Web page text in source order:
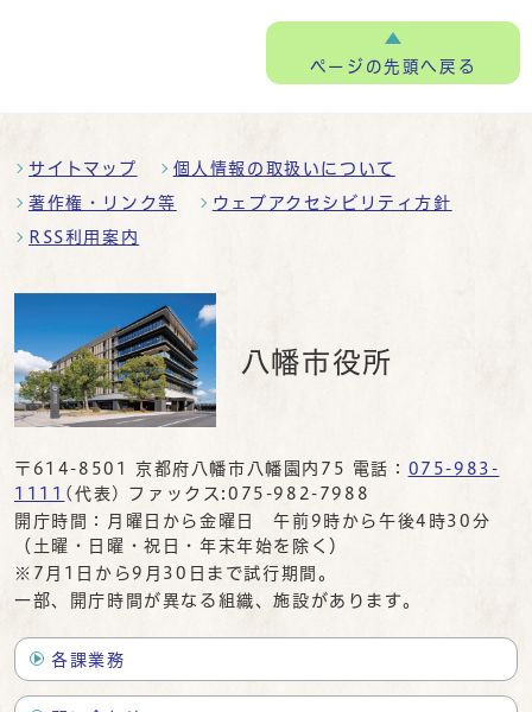
ページの先頭へ戻る
サイトマップ 個人情報の取扱いについて
著作権・リンク等 ウェブアクセシビリティ方針
RSS利用案内
八幡市役所
〒614-8501 京都府八幡市八幡園内75 電話： 075-983-
1111 (代表) ファックス:075-982-7988
開庁時間：月曜日から金曜日 午前9時から午後4時30分
（土曜・日曜・祝日・年末年始を除く）
※7月1日から9月30日まで試行期間。
一部、開庁時間が異なる組織、施設があります。
各課業務